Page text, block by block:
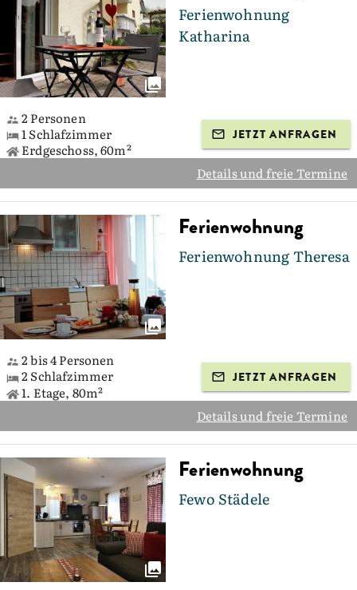
Ferienwohnung
Katharina
2 Personen
1 Schlafzimmer
Erdgeschoss, 60m²
JETZT ANFRAGEN
Details und freie Termine
Ferienwohnung
Ferienwohnung Theresa
2 bis 4 Personen
2 Schlafzimmer
1. Etage, 80m²
JETZT ANFRAGEN
Details und freie Termine
Ferienwohnung
Fewo Städele